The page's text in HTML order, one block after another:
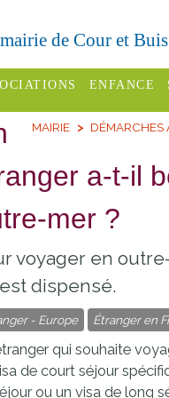
de Cour et Buis
des
Varèze
ENFANCE
assistante
Pôle
enfance
MAIRIE DÉMARCHES
a-t-il
mer ?
voyager en
dispensé.
- Europe Étranger en
qui souhaite
de court séjour
ou un visa de long